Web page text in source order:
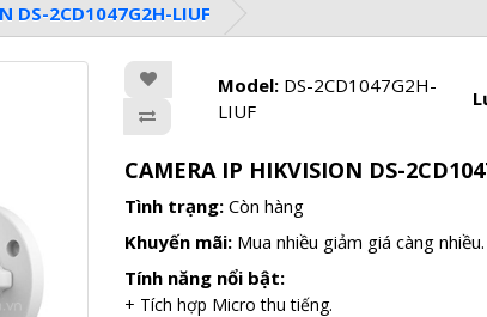
DS-2CD1047G2H-LIUF
Model: DS-2CD1047G2H-
LIUF
CAMERA IP HIKVISION DS-
Tình trạng: Còn hàng
Khuyến mãi: Mua nhiều giảm giá càng nhiều.
Tính năng nổi bật:
+ Tích hợp Micro thu tiếng.